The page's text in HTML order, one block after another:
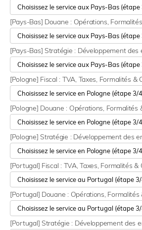
[Pays-Bas] Douane : Opérations,
[Pays-Bas] Stratégie : Développement des
[Pologne] Fiscal : TVA, Taxes, Formalités &
[Pologne] Douane : Opérations, Formalités
[Pologne] Stratégie : Développement des
[Portugal] Fiscal : TVA, Taxes, Formalités &
[Portugal] Douane : Opérations, Formalités
[Portugal] Stratégie : Développement des